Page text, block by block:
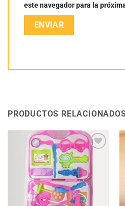
este navegador para la
PRODUCTOS
Añadir
a la
lista
de
deseos